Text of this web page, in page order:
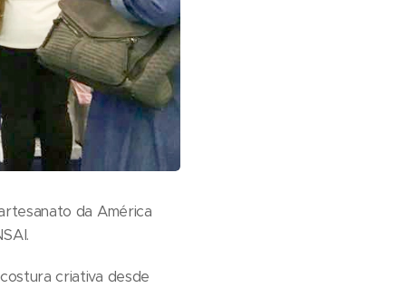
da América
criativa desde